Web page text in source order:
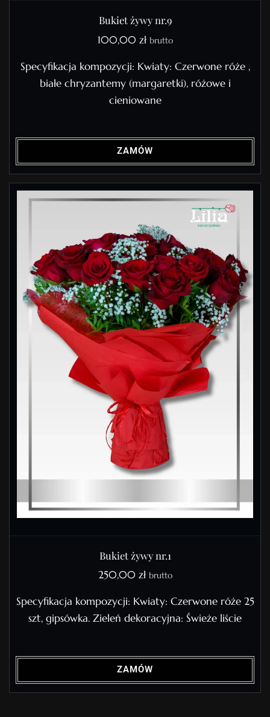
Bukiet żywy nr.9
100,00 zł brutto
Specyfikacja kompozycji: Kwiaty: Czerwone róże ,
białe chryzantemy (margaretki), różowe i
cieniowane
ZAMÓW
Bukiet żywy nr.1
250,00 zł brutto
Specyfikacja kompozycji: Kwiaty: Czerwone róże 25
szt, gipsówka. Zieleń dekoracyjna: Świeże liście
ZAMÓW